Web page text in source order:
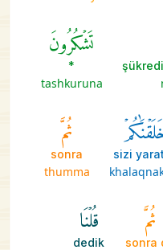
تَشۡكُرُونَ
*
tashkuruna
sizi
ثُمَّ
sonra
thumma
ثُمَّ
sonra
قُلۡنَا
dedik